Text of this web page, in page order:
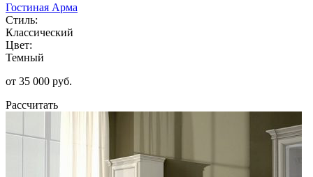
Гостиная Арма
Стиль:
Классический
Цвет:
Темный
от 35 000 руб.
Рассчитать